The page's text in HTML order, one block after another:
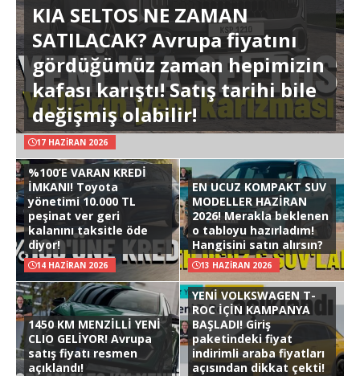
KIA SELTOS NE ZAMAN
SATILACAK? Avrupa fiyatını
gördüğümüz zaman hepimizin
kafası karıştı! Satış tarihi bile
değişmiş olabilir!
17 HAZIRAN 2026
%100’E VARAN KREDİ
İMKANI! Toyota
yönetimi 10.000 TL
peşinat ver geri
kalanını taksitle öde
diyor!
14 HAZIRAN 2026
EN UCUZ KOMPAKT SUV
MODELLER HAZİRAN
2026! Merakla beklenen
o tabloyu hazırladım!
Hangisini satın alırsın?
13 HAZIRAN 2026
1450 KM MENZİLLİ YENİ
CLIO GELİYOR! Avrupa
satış fiyatı resmen
açıklandı!
YENİ VOLKSWAGEN T-
ROC İÇİN KAMPANYA
BAŞLADI! Giriş
paketindeki fiyat
indirimli araba fiyatları
açısından dikkat çekti!